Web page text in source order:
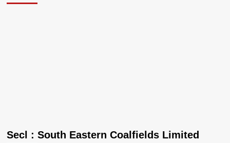
Secl : South Eastern Coalfields Limited